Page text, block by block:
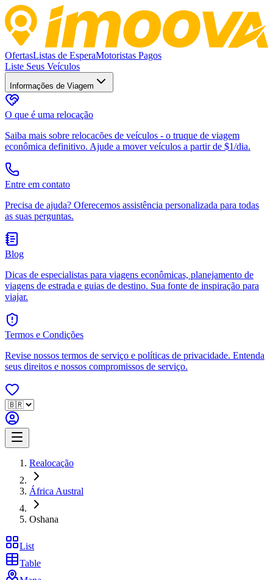
OfertasListas de EsperaMotoristas Pagos
Liste Seus Veículos
Informações de Viagem
O que é uma relocação
Saiba mais sobre relocacões de veículos - o truque de viagem
econômica definitivo. Ajude a mover veículos a partir de $1/dia.
Entre em contato
Precisa de ajuda? Oferecemos assistência personalizada para todas
as suas perguntas.
Blog
Dicas de especialistas para viagens econômicas, planejamento de
viagens de estrada e guias de destino. Sua fonte de inspiração para
viajar.
Termos e Condições
Revise nossos termos de serviço e políticas de privacidade. Entenda
seus direitos e nossos compromissos de serviço.
Realocação
África Austral
Oshana
List
Table